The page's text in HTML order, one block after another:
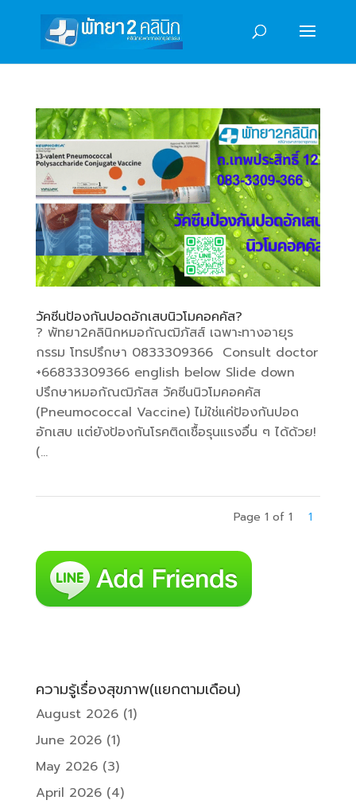
วัคซีนป้องกันปอดอักเสบนิวโมคอคคัส?
? พัทยา2คลินิกหมอกัณฒิภัสส์ เฉพาะทางอายุร
กรรม โทรปรึกษา 0833309366 Consult doctor
+66833309366 english below Slide down
ปรึกษาหมอกัณฒิภัสส วัคซีนนิวโมคอคคัส
(Pneumococcal Vaccine) ไม่ใช่แค่ป้องกันปอด
อักเสบ แต่ยังป้องกันโรคติดเชื้อรุนแรงอื่น ๆ ได้ด้วย!
(...
Page 1 of 1 1
ความรู้เรื่องสุขภาพ(แยกตามเดือน)
August 2026(1)
June 2026(1)
May 2026(3)
April 2026(4)